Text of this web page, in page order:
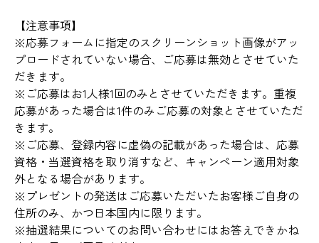
【注意事項】
※応募フォームに指定のスクリーンショット画像がアッ
プロードされていない場合、ご応募は無効とさせていた
だきます。
※ご応募はお1人様1回のみとさせていただきます。重複
応募があった場合は1件のみご応募の対象とさせていただ
きます。
※ご応募、登録内容に虚偽の記載があった場合は、応募
資格・当選資格を取り消すなど、キャンペーン適用対象
外となる場合があります。
※プレゼントの発送はご応募いただいたお客様ご自身の
住所のみ、かつ日本国内に限ります。
※抽選結果についてのお問い合わせにはお答えできかね